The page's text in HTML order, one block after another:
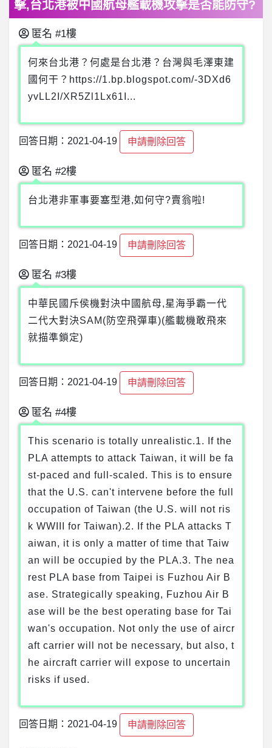
擊,台北港被中國航母艦載機攻擊是否能防守?
匿名 #1樓
何來台北港？何處是台北港？台灣與毛澤東建
國何干？https://1.bp.blogspot.com/-3DXd6
yvLL2I/XR5Zl1Lx61I...
回答日期：2021-04-19 申請刪除回答
匿名 #2樓
台北港非軍事要塞型港,如何守?賣翁啦!
回答日期：2021-04-19 申請刪除回答
匿名 #3樓
中華民國斥侯機對決中國航母,星海爭霸一代
二代大對決SAM(防空飛彈車)(艦載機敢飛來
就描準鎖定)
回答日期：2021-04-19 申請刪除回答
匿名 #4樓
This scenario is totally unrealistic.1. If the
PLA attempts to attack Taiwan, it will be fa
st-paced and full-scaled. This is to ensure
that the U.S. can't intervene before the full
occupation of Taiwan (the U.S. will not ris
k WWIII for Taiwan).2. If the PLA attacks T
aiwan, it is only a matter of time that Taiw
an will be occupied by the PLA.3. The nea
rest PLA base from Taipei is Fuzhou Air B
ase. Strategically speaking, Fuzhou Air B
ase will be the best operating base for Tai
wan's occupation. Not only the use of aircr
aft carrier will not be necessary, but also, t
he aircraft carrier will expose to uncertain
risks if used.
回答日期：2021-04-19 申請刪除回答